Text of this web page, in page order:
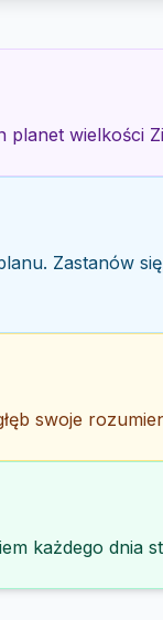
planet wielkości
Zastanów
swoje
każdego dnia